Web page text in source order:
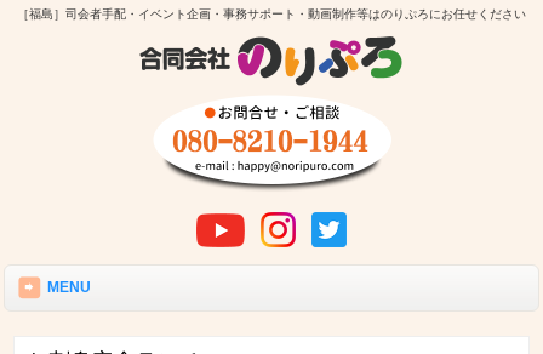
［福島］司会者手配・イベント企画・事務サポート・動画制作等はのりぷろにお任せください
MENU